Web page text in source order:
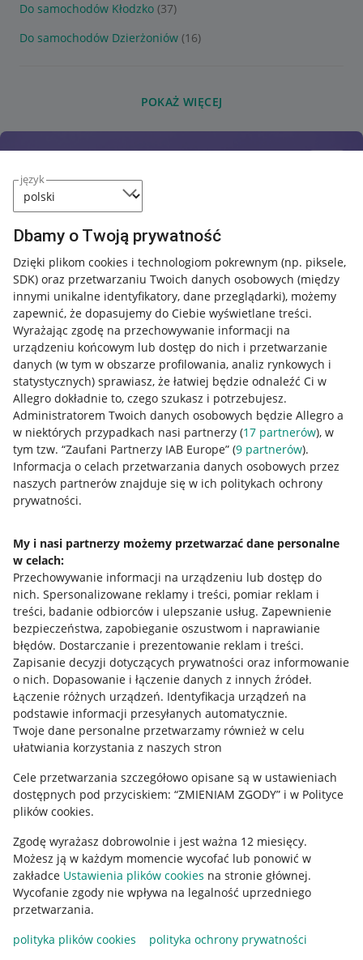
język
Dbamy o Twoją prywatność
Dzięki plikom cookies i technologiom pokrewnym (np. piksele,
SDK) oraz przetwarzaniu Twoich danych osobowych (między
innymi unikalne identyfikatory, dane przeglądarki), możemy
zapewnić, że dopasujemy do Ciebie wyświetlane treści.
Wyrażając zgodę na przechowywanie informacji na
urządzeniu końcowym lub dostęp do nich i przetwarzanie
danych (w tym w obszarze profilowania, analiz rynkowych i
statystycznych) sprawiasz, że łatwiej będzie odnaleźć Ci w
Allegro dokładnie to, czego szukasz i potrzebujesz.
Administratorem Twoich danych osobowych będzie Allegro a
w niektórych przypadkach nasi partnerzy (17 partnerów), w
tym tzw. “Zaufani Partnerzy IAB Europe” (9 partnerów).
Informacja o celach przetwarzania danych osobowych przez
naszych partnerów znajduje się w ich politykach ochrony
prywatności.
My i nasi partnerzy możemy przetwarzać dane personalne
w celach:
Przechowywanie informacji na urządzeniu lub dostęp do
nich. Spersonalizowane reklamy i treści, pomiar reklam i
treści, badanie odbiorców i ulepszanie usług. Zapewnienie
bezpieczeństwa, zapobieganie oszustwom i naprawianie
błędów. Dostarczanie i prezentowanie reklam i treści.
Zapisanie decyzji dotyczących prywatności oraz informowanie
o nich. Dopasowanie i łączenie danych z innych źródeł.
Łączenie różnych urządzeń. Identyfikacja urządzeń na
podstawie informacji przesyłanych automatycznie.
Twoje dane personalne przetwarzamy również w celu
ułatwiania korzystania z naszych stron
Cele przetwarzania szczegółowo opisane są w ustawieniach
dostępnych pod przyciskiem: “ZMIENIAM ZGODY” i w Polityce
plików cookies.
Zgodę wyrażasz dobrowolnie i jest ważna 12 miesięcy.
Możesz ją w każdym momencie wycofać lub ponowić w
zakładce Ustawienia plików cookies na stronie głównej.
Wycofanie zgody nie wpływa na legalność uprzedniego
przetwarzania.
polityka plików cookies
polityka ochrony prywatności
Do samochodów Kłodzko (37)
Do samochodów Dzierżoniów (16)
POKAŻ WIĘCEJ
Przydatne informacje
Jak to działa
Allegro Gadane dla sprzedających
Allegro Gadane dla kupujących
Mapa miejscowości
Informacje prawne
Regulamin
Polityka plików "cookies"
Ustawienia plików "cookies"
Udostępnianie lokalizacji
Informacje dla Aktu o Usługach Cyfrowych
Pobierz aplikację